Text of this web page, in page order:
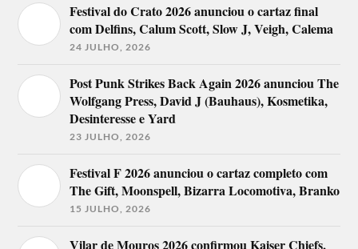
Festival do Crato 2026 anunciou o cartaz final
com Delfins, Calum Scott, Slow J, Veigh, Calema
24 JULHO, 2026
Post Punk Strikes Back Again 2026 anunciou The
Wolfgang Press, David J (Bauhaus), Kosmetika,
Desinteresse e Yard
23 JULHO, 2026
Festival F 2026 anunciou o cartaz completo com
The Gift, Moonspell, Bizarra Locomotiva, Branko
15 JULHO, 2026
Vilar de Mouros 2026 confirmou Kaiser Chiefs,